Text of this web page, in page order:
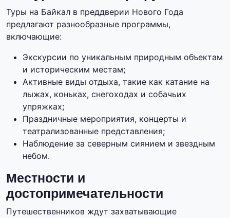
Туры на Байкал в преддверии Нового Года
предлагают разнообразные программы,
включающие:
Экскурсии по уникальным природным объектам
и историческим местам;
Активные виды отдыха, такие как катание на
лыжах, коньках, снегоходах и собачьих
упряжках;
Праздничные мероприятия, концерты и
театрализованные представления;
Наблюдение за северным сиянием и звездным
небом.
Местности и
достопримечательности
Путешественников ждут захватывающие